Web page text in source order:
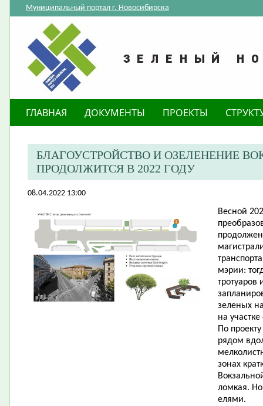
Муниципальный портал г. Новосибирска
ГЛАВНАЯ ДОКУМЕНТЫ ПРОЕКТЫ
БЛАГОУСТРОЙСТВО И ОЗЕЛЕНЕНИЕ
ПРОДОЛЖИТСЯ В 2022 ГОДУ
08.04.2022 13:00
​Весной
мэрии:
тротуаров
зеленых
на
По
рядом
зонах
ломкая.
елями.